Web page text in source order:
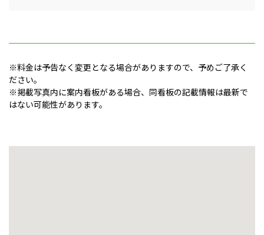
※料金は予告なく変更となる場合がありますので、予めご了承く
ださい。
※掲載写真内に案内看板がある場合、同看板の記載情報は最新で
はない可能性があります。